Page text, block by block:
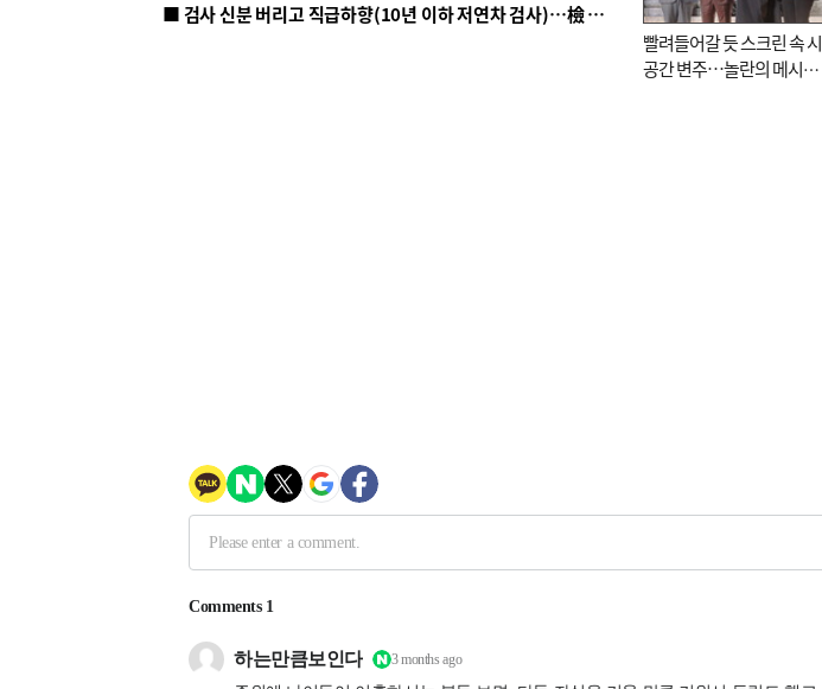
■ 검사 신분 버리고 직급하향(10년 이하 저연차 검사)…檢 중수청행 기피
빨려들어갈 듯 스크린 속 시
공간 변주…놀란의 메시지